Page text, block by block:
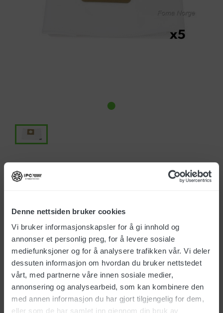
Denne nettsiden bruker cookies
Vi bruker informasjonskapsler for å gi innhold og
annonser et personlig preg, for å levere sosiale
mediefunksjoner og for å analysere trafikken vår. Vi deler
dessuten informasjon om hvordan du bruker nettstedet
vårt, med partnerne våre innen sosiale medier,
annonsering og analysearbeid, som kan kombinere den
med annen informasjon du har gjort tilgjengelig for dem,
eller som de har samlet inn gjennom din bruk av
Produktet er utgått
Ikke på lager
Ta kontakt for mer informasjon